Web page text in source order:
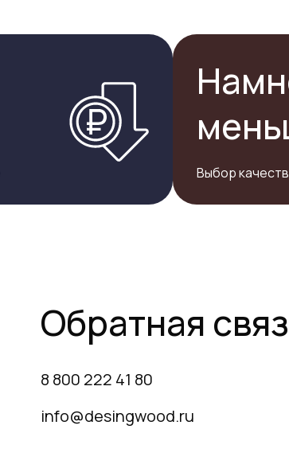
Выбор
Обратная
8 800 222 41 80
info@desingwood.ru